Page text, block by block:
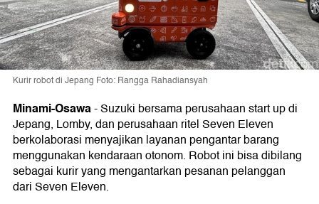
Kurir robot di Jepang Foto: Rangga Rahadiansyah
Minami-Osawa-Suzuki bersama perusahaan start up di
Jepang, Lomby, dan perusahaan ritel Seven Eleven
berkolaborasi menyajikan layanan pengantar barang
menggunakan kendaraan otonom. Robot ini bisa dibilang
sebagai kurir yang mengantarkan pesanan pelanggan
dari Seven Eleven.